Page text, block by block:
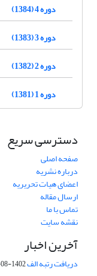
دوره 4 (1384)
دوره 3 (1383)
دوره 2 (1382)
دوره 1 (1381)
دسترسی سریع
صفحه اصلی
درباره نشریه
اعضای هیات تحریریه
ارسال مقاله
تماس با ما
نقشه سایت
آخرین اخبار
دریافت رتبه الف1402-08-06